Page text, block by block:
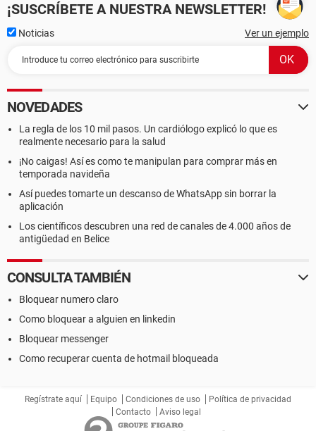
¡SUSCRÍBETE A NUESTRA NEWSLETTER!
Noticias Ver un ejemplo
NOVEDADES
La regla de los 10 mil pasos. Un cardiólogo explicó lo que es
realmente necesario para la salud
¡No caigas! Así es como te manipulan para comprar más en
temporada navideña
Así puedes tomarte un descanso de WhatsApp sin borrar la
aplicación
Los científicos descubren una red de canales de 4.000 años de
antigüedad en Belice
CONSULTA TAMBIÉN
Bloquear numero claro
Como bloquear a alguien en linkedin
Bloquear messenger
Como recuperar cuenta de hotmail bloqueada
Regístrate aquí Equipo Condiciones de uso
Política de privacidad
Contacto
Aviso legal